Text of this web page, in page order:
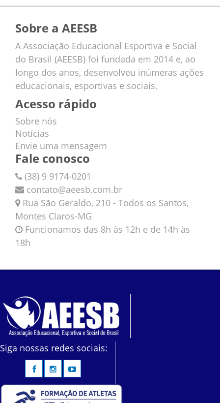
Sobre a AEESB
A Associação Educacional Esportiva e Social
do Brasil (AEESB) foi fundada em 2014 e, ao
longo dos anos, desenvolveu inúmeras ações
educacionais, esportivas e sociais.
Acesso rápido
Sobre nós
Notícias
Envie uma mensagem
Fale conosco
(38) 9 9174-0201
contato@aeesb.com.br
Rua São Geraldo, 210 - Todos os Santos,
Montes Claros-MG
Funcionamos das 8h às 12h e de 14h às
18h
Siga nossas redes sociais: